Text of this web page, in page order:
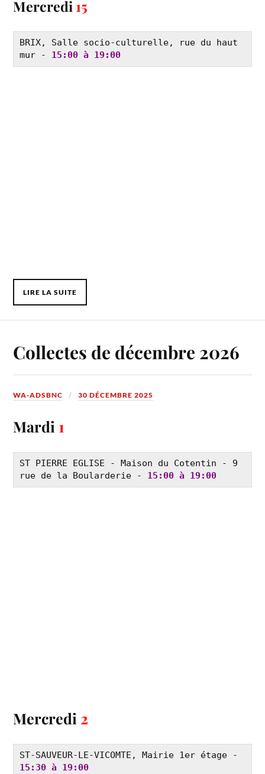
Mercredi 15
BRIX, Salle socio-culturelle, rue du haut
mur - 15:00 à 19:00
LIRE LA SUITE
Collectes de décembre 2026
WA-ADSBNC 30 DÉCEMBRE 2025
Mardi 1
ST PIERRE EGLISE - Maison du Cotentin - 9
rue de la Boularderie - 15:00 à 19:00
Mercredi 2
15:30 à 19:00